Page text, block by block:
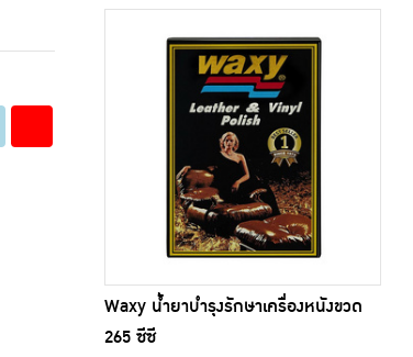
Waxy น้ำยาบำรุงรักษาเครื่องหนังขวด
265 ซีซี